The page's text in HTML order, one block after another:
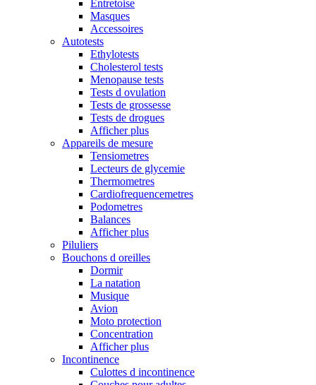
Entretoise
Masques
Accessoires
Autotests
Ethylotests
Cholesterol tests
Menopause tests
Tests d ovulation
Tests de grossesse
Tests de drogues
Afficher plus
Appareils de mesure
Tensiometres
Lecteurs de glycemie
Thermometres
Cardiofrequencemetres
Podometres
Balances
Afficher plus
Piluliers
Bouchons d oreilles
Dormir
La natation
Musique
Avion
Moto protection
Concentration
Afficher plus
Incontinence
Culottes d incontinence